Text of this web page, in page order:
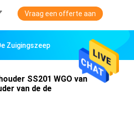
Vraag een offerte aan
Zuigingszeep
SS201 WGO van
van de de